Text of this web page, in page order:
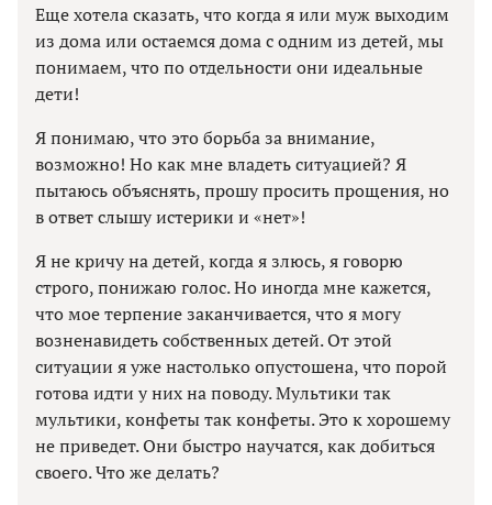
Еще хотела сказать, что когда я или муж выходим
из дома или остаемся дома с одним из детей, мы
понимаем, что по отдельности они идеальные
дети!
Я понимаю, что это борьба за внимание,
возможно! Но как мне владеть ситуацией? Я
пытаюсь объяснять, прошу просить прощения, но
в ответ слышу истерики и «нет»!
Я не кричу на детей, когда я злюсь, я говорю
строго, понижаю голос. Но иногда мне кажется,
что мое терпение заканчивается, что я могу
возненавидеть собственных детей. От этой
ситуации я уже настолько опустошена, что порой
готова идти у них на поводу. Мультики так
мультики, конфеты так конфеты. Это к хорошему
не приведет. Они быстро научатся, как добиться
своего. Что же делать?